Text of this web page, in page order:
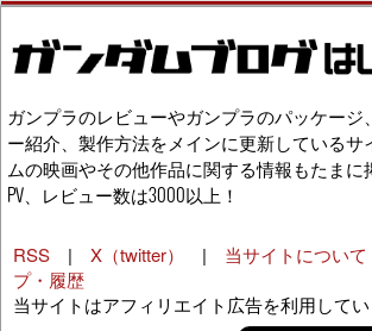
ガンプラのレビューやガンプラのパッケージ
ー紹介、製作方法をメインに更新しているサ
ムの映画やその他作品に関する情報もたまに
PV、レビュー数は3000以上！
RSS | X（twitter） | 当サイトについて
プ・履歴
当サイトはアフィリエイト広告を利用してい